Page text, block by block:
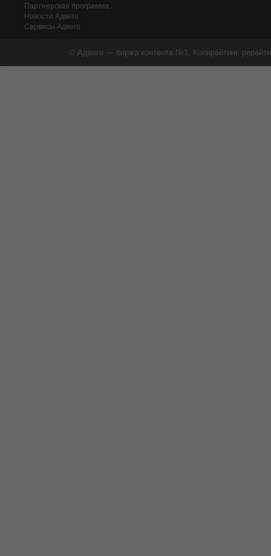
Партнерская программа
Новости Адвего
Сервисы Адвего
© Адвего — биржа контента №1. Копирайтинг,